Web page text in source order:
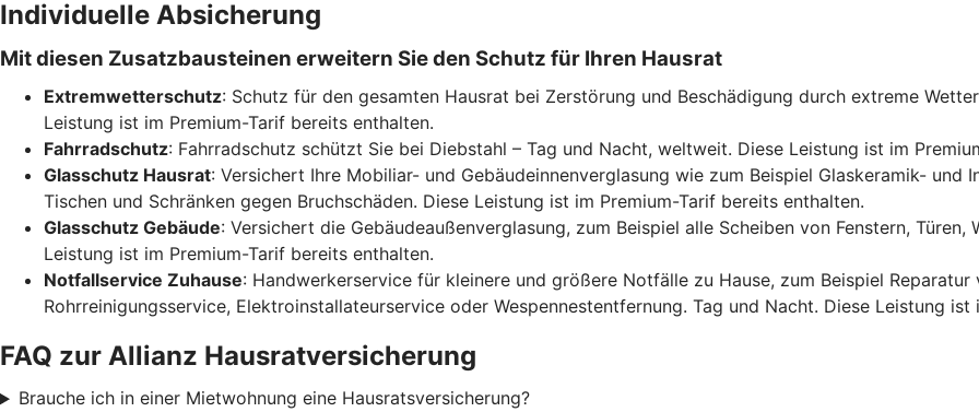
Individuelle Absicherung
Mit diesen Zusatzbausteinen erweitern Sie den Schutz für Ihren Hausrat
Extremwetterschutz: Schutz für den gesamten Hausrat bei Zerstörung und Beschädigung durch extreme
Leistung ist im Premium-Tarif bereits enthalten.
Fahrradschutz: Fahrradschutz schützt Sie bei Diebstahl – Tag und Nacht, weltweit. Diese Leistung ist im
Glasschutz Hausrat: Versichert Ihre Mobiliar- und Gebäudeinnenverglasung wie zum Beispiel Glaskeramik-
Tischen und Schränken gegen Bruchschäden. Diese Leistung ist im Premium-Tarif bereits enthalten.
Glasschutz Gebäude: Versichert die Gebäudeaußenverglasung, zum Beispiel alle Scheiben von Fenstern,
Leistung ist im Premium-Tarif bereits enthalten.
Notfallservice Zuhause: Handwerkerservice für kleinere und größere Notfälle zu Hause, zum Beispiel
Rohrreinigungsservice, Elektroinstallateurservice oder Wespennestentfernung. Tag und Nacht. Diese Leistung
FAQ zur Allianz Hausratversicherung
Brauche ich in einer Mietwohnung eine Hausratsversicherung?